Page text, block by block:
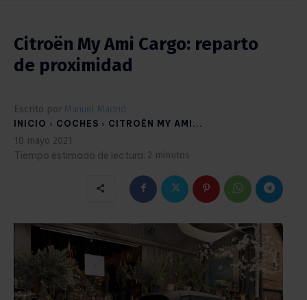
Citroën My Ami Cargo: reparto
de proximidad
Escrito por Manuel Madrid
INICIO COCHES CITROËN MY AMI...
10 mayo 2021
Tiempo estimado de lectura: 2 minutos